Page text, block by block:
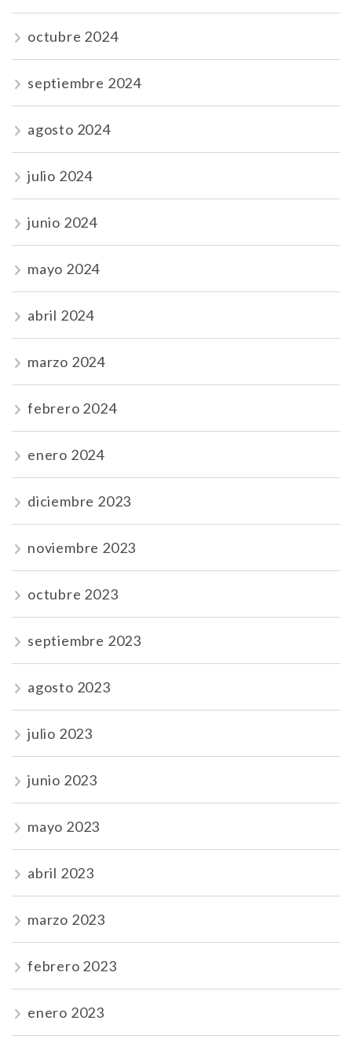
octubre 2024
septiembre 2024
agosto 2024
julio 2024
junio 2024
mayo 2024
abril 2024
marzo 2024
febrero 2024
enero 2024
diciembre 2023
noviembre 2023
octubre 2023
septiembre 2023
agosto 2023
julio 2023
junio 2023
mayo 2023
abril 2023
marzo 2023
febrero 2023
enero 2023